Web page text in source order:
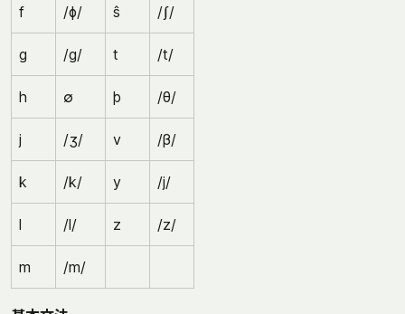
f /ɸ/ ŝ /ʃ/
g /ɡ/ t /t/
h ∅ þ /θ/
j /ʒ/ v /β/
k /k/ y /j/
l /l/ z /z/
m /m/